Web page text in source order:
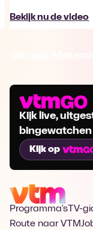
Bekijk nu de video
Kijk live,
bingewatchen
Kijk op
Programma's TV-
Route naar VTM